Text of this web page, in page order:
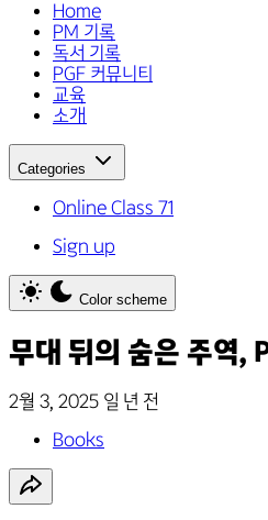
Home
PM 기록
독서 기록
PGF 커뮤니티
교육
소개
Categories
Online Class 71
Sign up
Color scheme
무대 뒤의 숨은 주역,
2월 3, 2025 일 년 전
Books